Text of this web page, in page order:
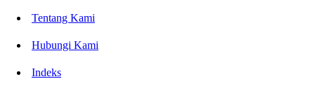
Tentang Kami
Hubungi Kami
Indeks